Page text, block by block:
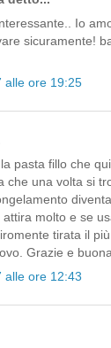
Io
sicuramente!
alle ore 19:25
pasta fillo che
che una volta si
attira molto e se
tirata il
Grazie e
alle ore 12:43